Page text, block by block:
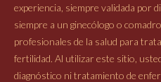
experiencia, siempre validada por
siempre a un ginecólogo o
profesionales de la salud para
fertilidad. Al utilizar este sitio,
diagnóstico ni tratamiento de